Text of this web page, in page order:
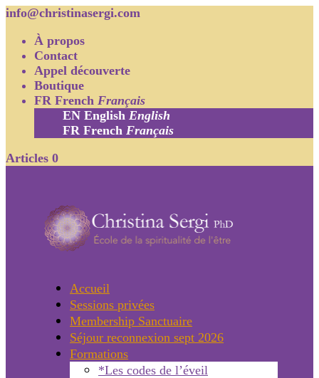
info@christinasergi.com
À propos
Contact
Appel découverte
Boutique
FR French Français
EN English English
FR French Français
Articles 0
Accueil
Sessions privées
Membership Sanctuaire
Séjour reconnexion sept 2026
Formations
*Les codes de l’éveil